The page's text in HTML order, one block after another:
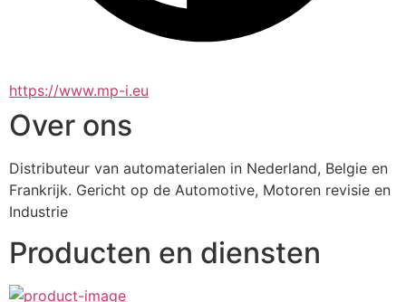
https://www.mp-i.eu
Over ons
Distributeur van automaterialen in Nederland, Belgie en
Frankrijk. Gericht op de Automotive, Motoren revisie en
Industrie
Producten en diensten